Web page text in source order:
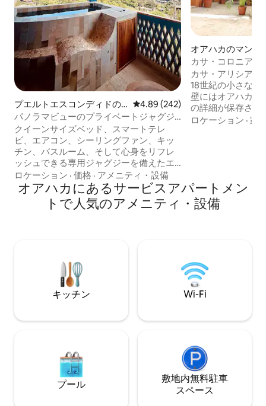
プエルトエスコンディドの
マンション・アパート
レビュー242件、5つ星中4.89つ
4.89 (242)
パノラマビューのプライベートジャグジ
ー。カサ・ミトラ
クイーンサイズベッド、スマートテレ
ビ、エアコン、シーリングファン、キッ
チン、バスルーム、そして心身をリフレ
ッシュできる専用ジャグジーを備えたエ
レガントなスイート。 プライベートジャ
グジーから、街、海、山のパノラマビュ
ーを眺めながら、夕日を楽しみ、心をリ
ラックスさせましょう。当宿泊施設はプ
からは離れています。 Starlinkインターネ
ットをご利用いただけます。
ロケーション · 価格 · アメニティ・設備
オアハカのマンシ
ート
カサ・コロニア・
探索しよう！
カサ・アリシアは
18世紀の小さな伝
壁にはオアハカの
の詳細が保存され
中心部に位置し
ル、ゲラゲツァ講
にはベニート・
す。
ロケーション ·家
オアハカにあるサービスアパートメン
トで人気のアメニティ・設備
キッチン Wi-Fi
プール
敷地内無料駐⁠車
ス⁠ペ⁠ー⁠ス